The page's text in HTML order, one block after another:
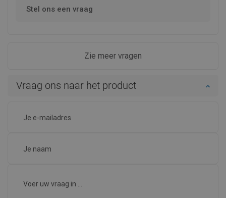
Stel ons een vraag
Zie meer vragen
Vraag ons naar het product